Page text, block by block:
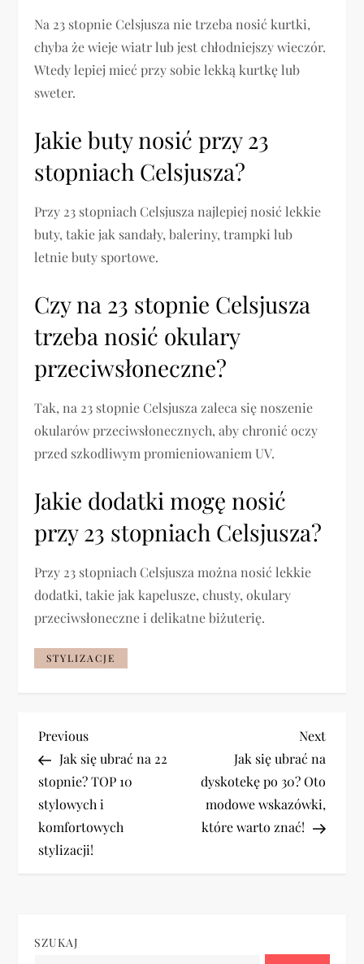
Na 23 stopnie Celsjusza nie trzeba nosić kurtki,
chyba że wieje wiatr lub jest chłodniejszy wieczór.
Wtedy lepiej mieć przy sobie lekką kurtkę lub
sweter.
Jakie buty nosić przy 23
stopniach Celsjusza?
Przy 23 stopniach Celsjusza najlepiej nosić lekkie
buty, takie jak sandały, baleriny, trampki lub
letnie buty sportowe.
Czy na 23 stopnie Celsjusza
trzeba nosić okulary
przeciwsłoneczne?
Tak, na 23 stopnie Celsjusza zaleca się noszenie
okularów przeciwsłonecznych, aby chronić oczy
przed szkodliwym promieniowaniem UV.
Jakie dodatki mogę nosić
przy 23 stopniach Celsjusza?
Przy 23 stopniach Celsjusza można nosić lekkie
dodatki, takie jak kapelusze, chusty, okulary
przeciwsłoneczne i delikatne biżuterię.
STYLIZACJE
N
a
w
i
a
Previous
Post
Previous
Jak się ubrać na 22
stopnie? TOP 10
stylowych i
komfortowych
stylizacji!
Next
Post
Next
Jak się ubrać na
dyskotekę po 30? Oto
modowe wskazówki,
które warto znać!
SZUKAJ